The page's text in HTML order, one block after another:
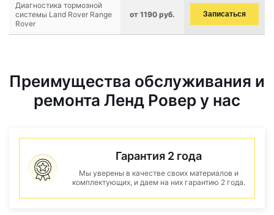
Диагностика тормозной
системы Land Rover Range
Rover
от 1190 руб. Записаться
Преимущества обслуживания и
ремонта Ленд Ровер у нас
Гарантия 2 года
Мы уверены в качестве своих материалов и
комплектующих, и даем на них гарантию 2 года.